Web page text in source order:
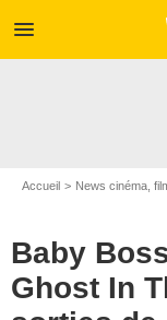
menu
Accueil News cinéma,
Baby
Ghost In